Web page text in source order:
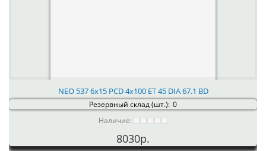
NEO 537 6x15 PCD 4x100 ET 45 DIA 67.1 BD
Резервный склад (шт.): 0
Наличие:
8030р.